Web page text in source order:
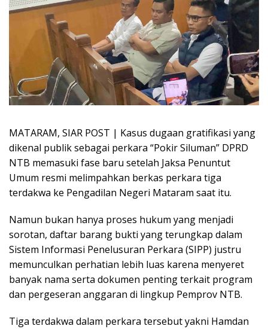
MATARAM, SIAR POST | Kasus dugaan gratifikasi yang
dikenal publik sebagai perkara “Pokir Siluman” DPRD
NTB memasuki fase baru setelah Jaksa Penuntut
Umum resmi melimpahkan berkas perkara tiga
terdakwa ke Pengadilan Negeri Mataram saat itu.
Namun bukan hanya proses hukum yang menjadi
sorotan, daftar barang bukti yang terungkap dalam
Sistem Informasi Penelusuran Perkara (SIPP) justru
memunculkan perhatian lebih luas karena menyeret
banyak nama serta dokumen penting terkait program
dan pergeseran anggaran di lingkup Pemprov NTB.
Tiga terdakwa dalam perkara tersebut yakni Hamdan